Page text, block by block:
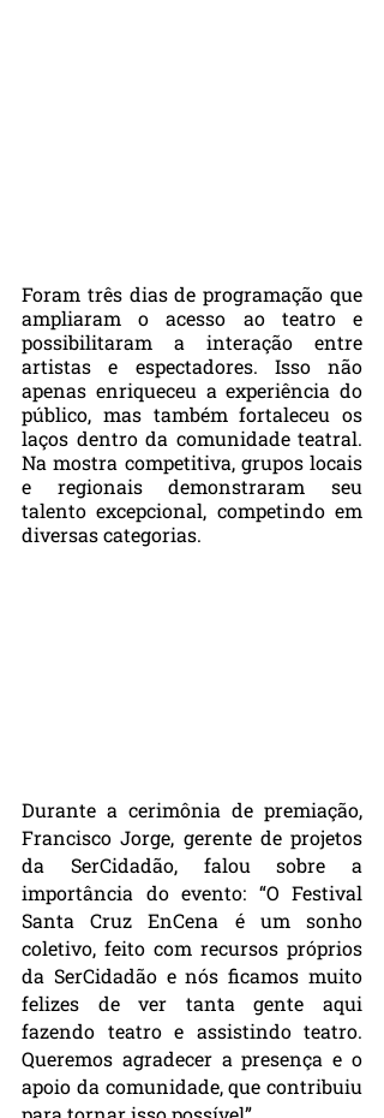
Foram três dias de programação que
ampliaram o acesso ao teatro e
possibilitaram a interação entre
artistas e espectadores. Isso não
apenas enriqueceu a experiência do
público, mas também fortaleceu os
laços dentro da comunidade teatral.
Na mostra competitiva, grupos locais
e regionais demonstraram seu
talento excepcional, competindo em
diversas categorias.
Durante a cerimônia de premiação,
Francisco Jorge, gerente de projetos
da SerCidadão, falou sobre a
importância do evento: “O Festival
Santa Cruz EnCena é um sonho
coletivo, feito com recursos próprios
da SerCidadão e nós ficamos muito
felizes de ver tanta gente aqui
fazendo teatro e assistindo teatro.
Queremos agradecer a presença e o
apoio da comunidade, que contribuiu